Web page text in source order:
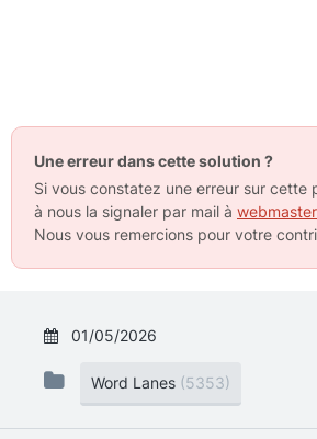
Une erreur dans cette solution ?
Si vous constatez une erreur sur cette
à nous la signaler par mail à
Nous vous remercions pour votre
01/05/2026
Word Lanes (5353)